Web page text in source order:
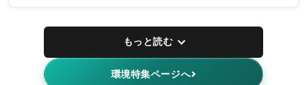
もっと読む
環境特集ページへ